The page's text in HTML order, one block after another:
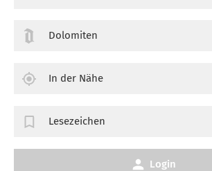
Dolomiten
In der Nähe
Lesezeichen
Login